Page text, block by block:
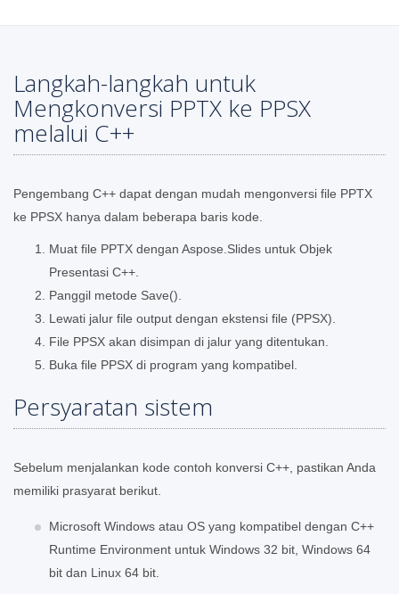
Langkah-langkah untuk
Mengkonversi PPTX ke PPSX
melalui C++
Pengembang C++ dapat dengan mudah mengonversi file PPTX
ke PPSX hanya dalam beberapa baris kode.
Muat file PPTX dengan Aspose.Slides untuk Objek
Presentasi C++.
Panggil metode Save().
Lewati jalur file output dengan ekstensi file (PPSX).
File PPSX akan disimpan di jalur yang ditentukan.
Buka file PPSX di program yang kompatibel.
Persyaratan sistem
Sebelum menjalankan kode contoh konversi C++, pastikan Anda
memiliki prasyarat berikut.
Microsoft Windows atau OS yang kompatibel dengan C++
Runtime Environment untuk Windows 32 bit, Windows 64
bit dan Linux 64 bit.